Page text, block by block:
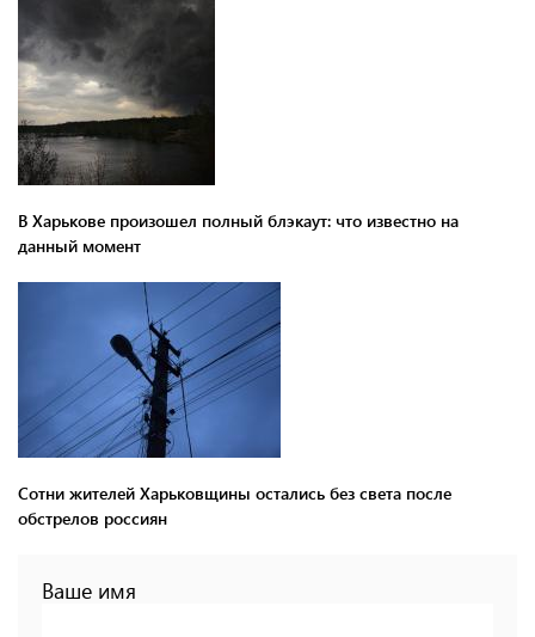
В Харькове произошел полный блэкаут: что известно на
данный момент
Сотни жителей Харьковщины остались без света после
обстрелов россиян
Ваше имя